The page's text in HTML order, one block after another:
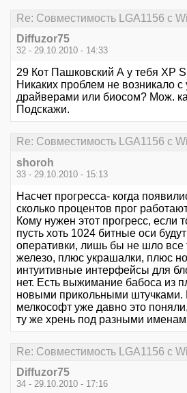
Re: Совместимость LGA1156 с
Diffuzor75
32 - 29.10.2010 - 14:33
29 Кот Пашковский А у тебя XP
Никаких проблем не возникало с
драйверами или биосом? Мож.
Подскажи.
Re: Совместимость LGA1156 с
shoroh
33 - 29.10.2010 - 15:13
Насчет прогресса- когда
сколько процентов прог
Кому нужен этот прогресс, если
пусть хоть 1024 битные оси
оперативки, лишь бы не шло все
железо, плюс украшалки, плюс
интуитивные интерфейсы для
нет. Есть выжимание бабоса из
новыми прикольными штучками.
мелкософт уже давно это
ту же хрень под разными
Re: Совместимость LGA1156 с
Diffuzor75
34 - 29.10.2010 - 17:16